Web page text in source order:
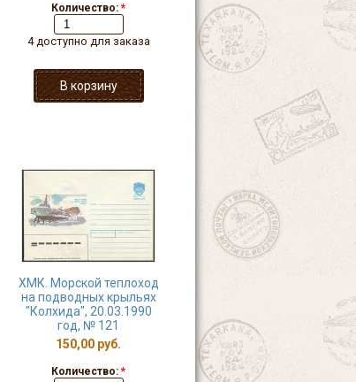
Количество: *
4 доступно для заказа
ХМК. Морской теплоход
на подводных крыльях
"Колхида", 20.03.1990
год, № 121
150,00 руб.
Количество: *